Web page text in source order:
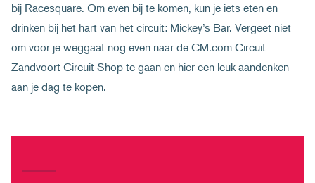
bij Racesquare. Om even bij te komen, kun je iets eten en
drinken bij het hart van het circuit: Mickey’s Bar. Vergeet niet
om voor je weggaat nog even naar de CM.com Circuit
Zandvoort Circuit Shop te gaan en hier een leuk aandenken
aan je dag te kopen.